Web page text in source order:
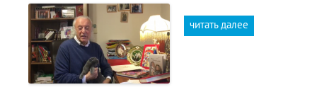
читать далее